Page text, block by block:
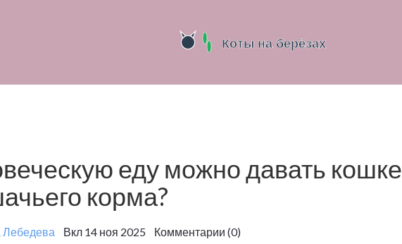
еду можно давать кошке
корма?
Лебедева Вкл 14 ноя 2025 Комментарии (0)